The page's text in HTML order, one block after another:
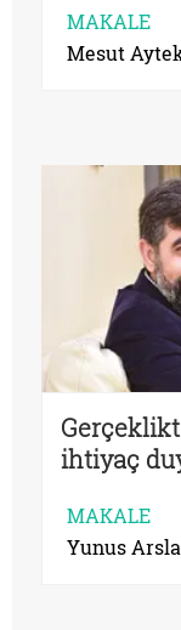
MAKALE
Mesut
ihtiyaç
MAKALE
Yunus